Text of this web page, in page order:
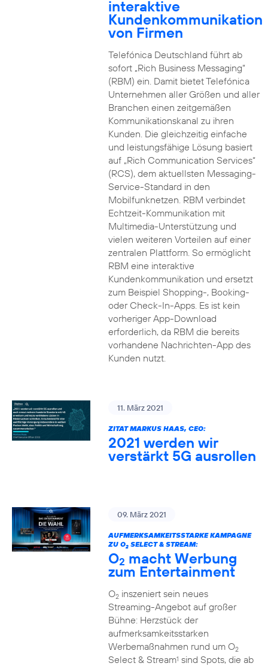
interaktive
Kundenkommunikation
von Firmen
Telefónica Deutschland führt ab
sofort „Rich Business Messaging“
(RBM) ein. Damit bietet Telefónica
Unternehmen aller Größen und aller
Branchen einen zeitgemäßen
Kommunikationskanal zu ihren
Kunden. Die gleichzeitig einfache
und leistungsfähige Lösung basiert
auf „Rich Communication Services“
(RCS), dem aktuellsten Messaging-
Service-Standard in den
Mobilfunknetzen. RBM verbindet
Echtzeit-Kommunikation mit
Multimedia-Unterstützung und
vielen weiteren Vorteilen auf einer
zentralen Plattform. So ermöglicht
RBM eine interaktive
Kundenkommunikation und ersetzt
zum Beispiel Shopping-, Booking-
oder Check-In-Apps. Es ist kein
vorheriger App-Download
erforderlich, da RBM die bereits
vorhandene Nachrichten-App des
Kunden nutzt.
11. März 2021
ZITAT MARKUS HAAS, CEO:
2021 werden wir
verstärkt 5G ausrollen
09. März 2021
AUFMERKSAMKEITSSTARKE KAMPAGNE
ZU O2SELECT & STREAM:
O2 macht Werbung
zum Entertainment
O2inszeniert sein neues
Streaming-Angebot auf großer
Bühne: Herzstück der
aufmerksamkeitsstarken
Werbemaßnahmen rund um O2
Select & Stream1 sind Spots, die ab